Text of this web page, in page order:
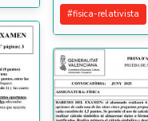
#fisica-relativista